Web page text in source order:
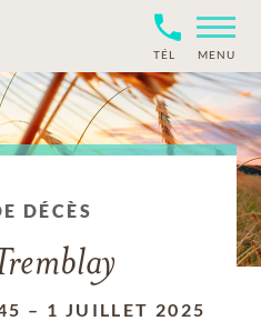
TÉL MENU
DÉCÈS
– 1 JUILLET 2025